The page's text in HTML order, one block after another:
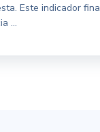
Este indicador
...